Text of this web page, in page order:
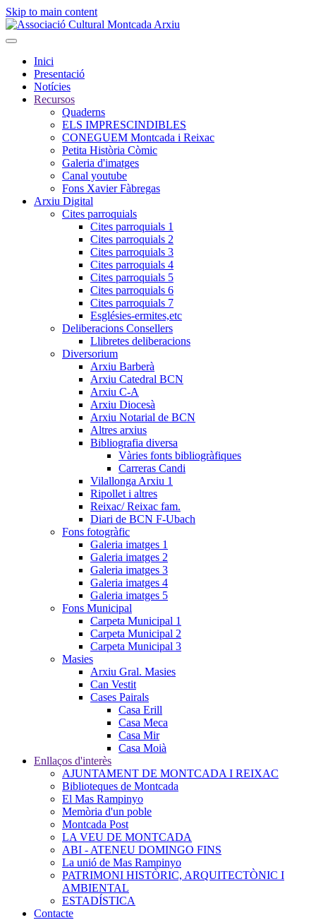
Skip to main content
Inici
Presentació
Notícies
Recursos
Quaderns
ELS IMPRESCINDIBLES
CONEGUEM Montcada i Reixac
Petita Història Còmic
Galeria d'imatges
Canal youtube
Fons Xavier Fàbregas
Arxiu Digital
Cites parroquials
Cites parroquials 1
Cites parroquials 2
Cites parroquials 3
Cites parroquials 4
Cites parroquials 5
Cites parroquials 6
Cites parroquials 7
Esglésies-ermites,etc
Deliberacions Consellers
Llibretes deliberacions
Diversorium
Arxiu Barberà
Arxiu Catedral BCN
Arxiu C-A
Arxiu Diocesà
Arxiu Notarial de BCN
Altres arxius
Bibliografia diversa
Vàries fonts bibliogràfiques
Carreras Candi
Vilallonga Arxiu 1
Ripollet i altres
Reixac/ Reixac fam.
Diari de BCN F-Ubach
Fons fotogràfic
Galeria imatges 1
Galeria imatges 2
Galeria imatges 3
Galeria imatges 4
Galeria imatges 5
Fons Municipal
Carpeta Municipal 1
Carpeta Municipal 2
Carpeta Municipal 3
Masies
Arxiu Gral. Masies
Can Vestit
Cases Pairals
Casa Erill
Casa Meca
Casa Mir
Casa Moià
Enllaços d'interès
AJUNTAMENT DE MONTCADA I REIXAC
Biblioteques de Montcada
El Mas Rampinyo
Memòria d'un poble
Montcada Post
LA VEU DE MONTCADA
ABI - ATENEU DOMINGO FINS
La unió de Mas Rampinyo
PATRIMONI HISTÒRIC, ARQUITECTÒNIC I
AMBIENTAL
ESTADÍSTICA
Contacte